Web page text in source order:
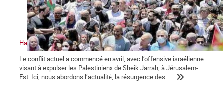
Halte à l’attaque israélienne. Vive la résistance palestinienne
Le conflit actuel a commencé en avril, avec l’offensive israélienne
visant à expulser les Palestiniens de Sheik Jarrah, à Jérusalem-
Est. Ici, nous abordons l’actualité, la résurgence des...